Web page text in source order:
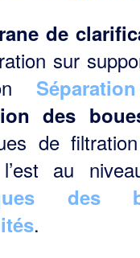
de
sur
des
de
au
des
.